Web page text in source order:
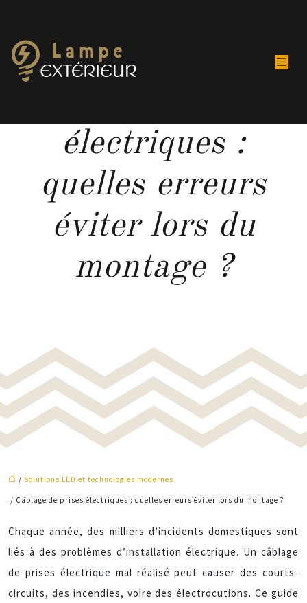
électriques :
quelles erreurs
éviter lors du
montage ?
/ Solutions LED et technologies modernes
/ Câblage de prises électriques : quelles erreurs éviter lors du montage ?
Chaque année, des milliers d’incidents domestiques sont
liés à des problèmes d’installation électrique. Un câblage
de prises électrique mal réalisé peut causer des courts-
circuits, des incendies, voire des électrocutions. Ce guide